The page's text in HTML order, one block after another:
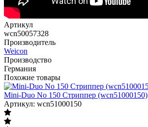
Артикул
wcn50057328
Производитель
Weicon
Производство
Германия
Похожие товары
Mini-Duo No 150 Стриппер (wcn51000150)
Артикул: wcn51000150